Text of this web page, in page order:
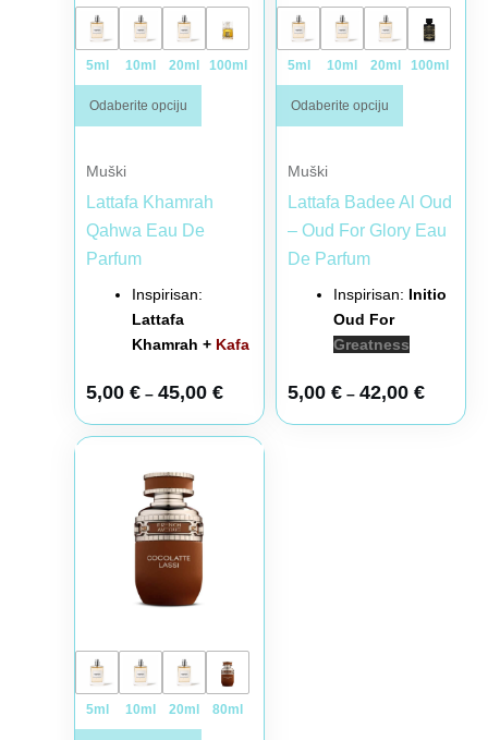
5ml 10ml 20ml 100ml
Odaberite opciju
Muški
Lattafa Khamrah
Qahwa Eau De
Parfum
Inspirisan:
Lattafa
Khamrah + Kafa
5,00 € – 45,00 €
5ml 10ml 20ml 100ml
Odaberite opciju
Muški
Lattafa Badee Al Oud
– Oud For Glory Eau
De Parfum
Inspirisan: Initio
Oud For
Greatness
5,00 € – 42,00 €
5ml 10ml 20ml 80ml
Raspon cena: od 6,00 € do 51,00 €
Ovaj proizvod ima više varijanti. Opcije mogu biti